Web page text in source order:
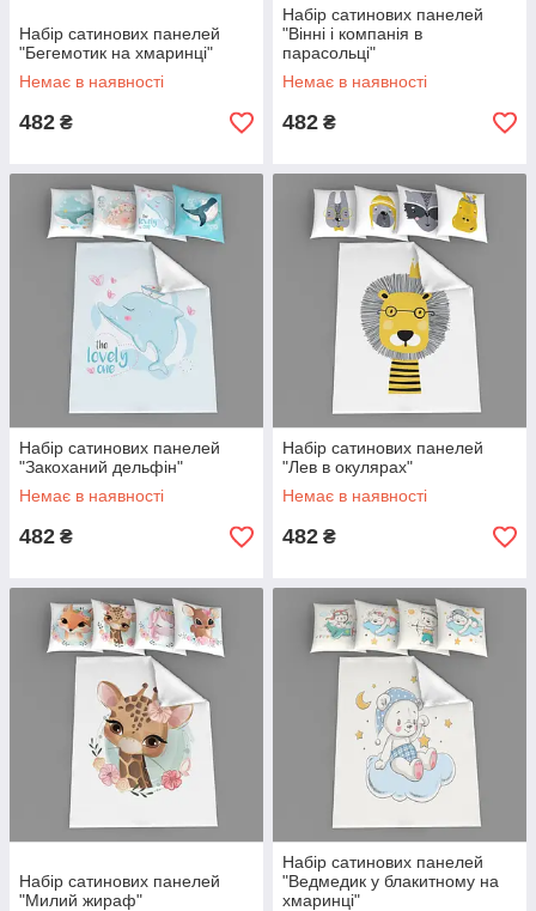
Набір сатинових панелей
"Бегемотик на хмаринці"
Немає в наявності
482 ₴
Набір сатинових панелей
"Вінні і компанія в
парасольці"
Немає в наявності
482 ₴
Набір сатинових панелей
"Закоханий дельфін"
Немає в наявності
482 ₴
Набір сатинових панелей
"Лев в окулярах"
Немає в наявності
482 ₴
Набір сатинових панелей
"Милий жираф"
Набір сатинових панелей
"Ведмедик у блакитному на
хмаринці"